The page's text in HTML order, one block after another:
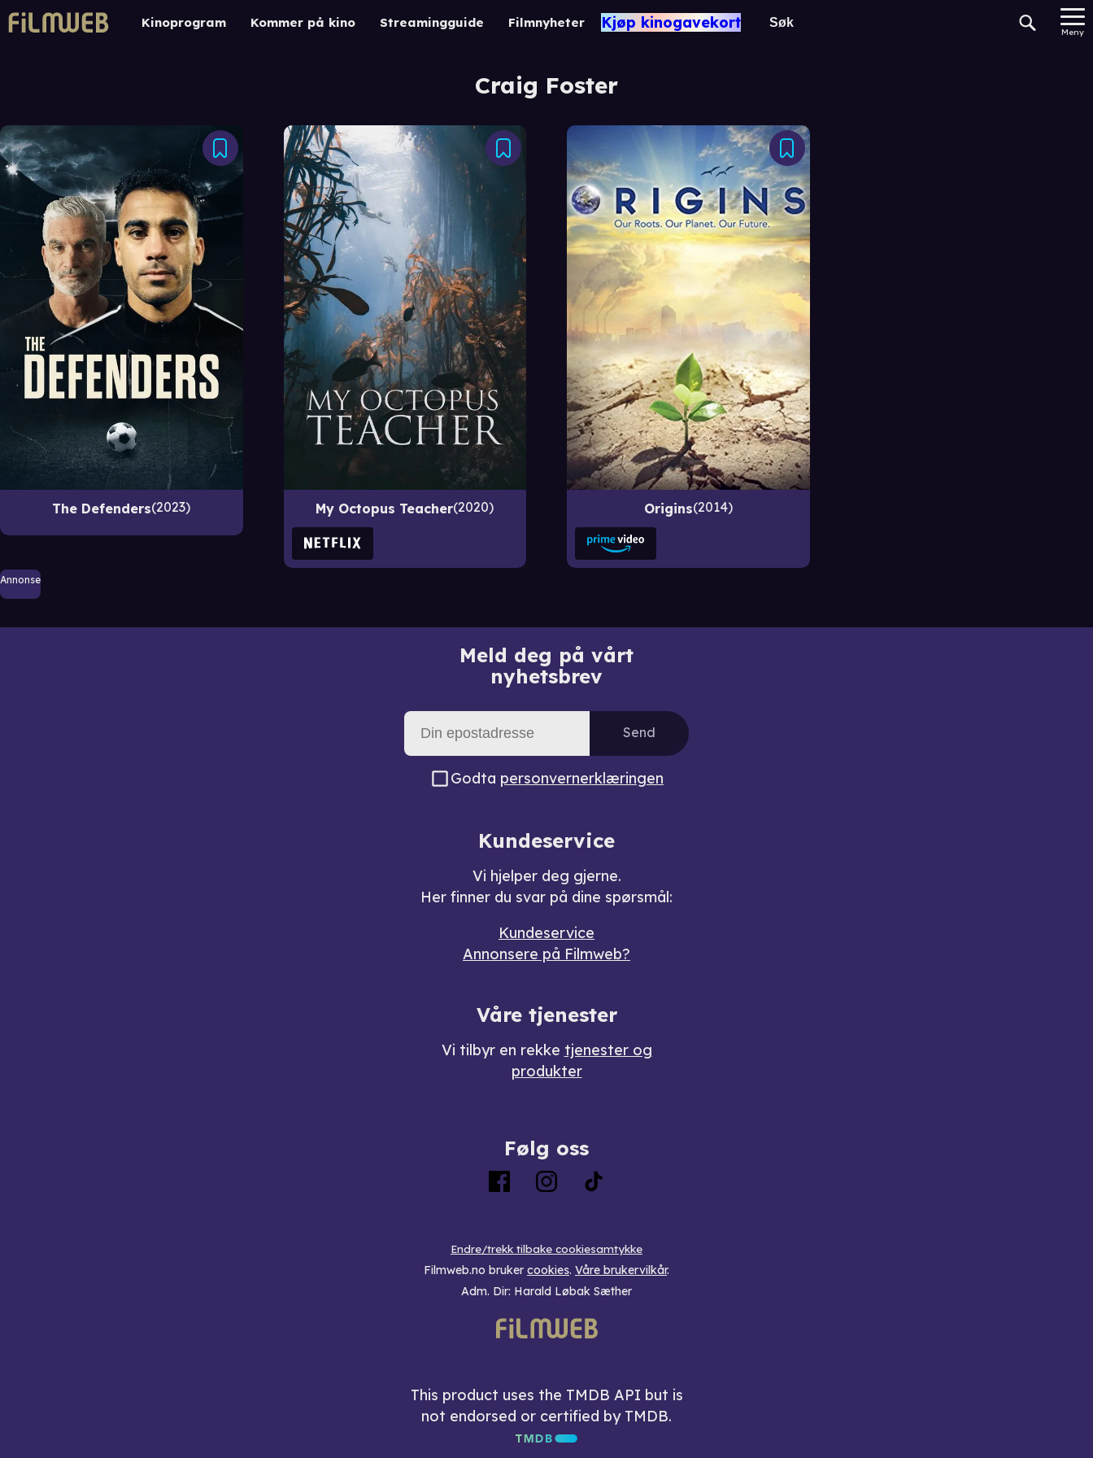
Kinoprogram Kommer på kino Streamingguide Filmnyheter Kjøp kinogavekort
Meny
Craig Foster
The Defenders 2023 My Octopus Teacher 2020 Origins 2014
Annonse
Meld deg på vårt
nyhetsbrev
Send
Godta personvernerklæringen
Kundeservice
Vi hjelper deg gjerne.
Her finner du svar på dine spørsmål:
Kundeservice
Annonsere på Filmweb?
Våre tjenester
Vi tilbyr en rekke tjenester og
produkter
Følg oss
Endre/trekk tilbake cookiesamtykke
Filmweb.no bruker cookies. Våre brukervilkår.
Adm. Dir: Harald Løbak Sæther
This product uses the TMDB API but is
not endorsed or certified by TMDB.